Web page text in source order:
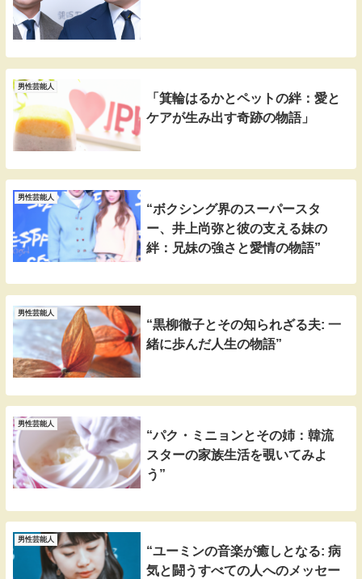
男性芸能人
「箕輪はるかとペットの絆：愛と
ケアが生み出す奇跡の物語」
男性芸能人
“ボクシング界のスーパースタ
ー、井上尚弥と彼の支える妹の
絆：兄妹の強さと愛情の物語”
男性芸能人
“黒柳徹子とその知られざる夫: 一
緒に歩んだ人生の物語”
男性芸能人
“パク・ミニョンとその姉：韓流
スターの家族生活を覗いてみよ
う”
男性芸能人
“ユーミンの音楽が癒しとなる: 病
気と闘うすべての人へのメッセー